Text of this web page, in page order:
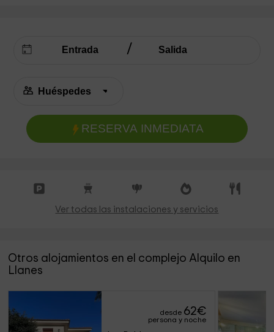
RESERVA INMEDIATA
Ver todas las instalaciones y servicios
Otros alojamientos en el complejo Alquilo en
Llanes
desde 62€
persona y noche